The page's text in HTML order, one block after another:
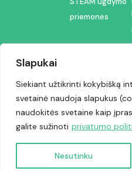
Slapukai
Siekiant užtikrinti kokybišką
svetainė naudoja slapukus
naudokitės svetaine kaip
galite sužinoti privatumo
Nesutinku
priemonės
Visos teisės